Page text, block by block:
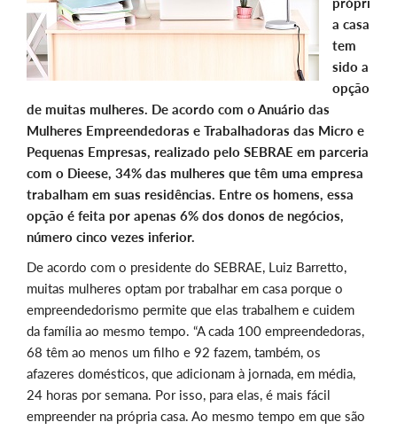
a casa
tem
sido a
opção
de muitas mulheres. De acordo com o Anuário das
Mulheres Empreendedoras e Trabalhadoras das Micro e
Pequenas Empresas, realizado pelo SEBRAE em parceria
com o Dieese, 34% das mulheres que têm uma empresa
trabalham em suas residências. Entre os homens, essa
opção é feita por apenas 6% dos donos de negócios,
número cinco vezes inferior.
De acordo com o presidente do SEBRAE, Luiz Barretto,
muitas mulheres optam por trabalhar em casa porque o
empreendedorismo permite que elas trabalhem e cuidem
da família ao mesmo tempo. “A cada 100 empreendedoras,
68 têm ao menos um filho e 92 fazem, também, os
afazeres domésticos, que adicionam à jornada, em média,
24 horas por semana. Por isso, para elas, é mais fácil
empreender na própria casa. Ao mesmo tempo em que são